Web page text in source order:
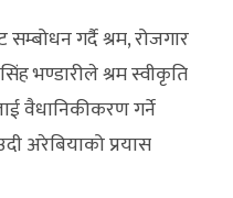
गर्दै श्रम, रोजगार
भण्डारीले श्रम स्वीकृति
वैधानिकीकरण गर्ने
अरेबियाको प्रयास